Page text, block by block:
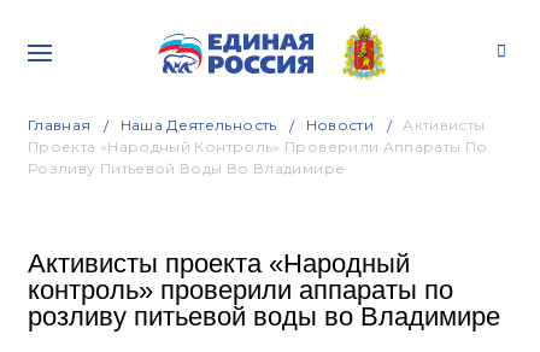
Главная Наша Деятельность Новости
Активисты
Проекта «Народный Контроль» Проверили Аппараты По
Розливу Питьевой Воды Во Владимире
Активисты проекта «Народный
контроль» проверили аппараты по
розливу питьевой воды во Владимире